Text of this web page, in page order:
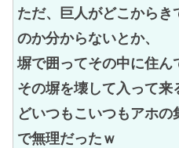
ただ、巨人がどこからき
のか分からないとか、
塀で囲ってその中に住ん
その塀を壊して入って来
どいつもこいつもアホ
で無理だったｗ